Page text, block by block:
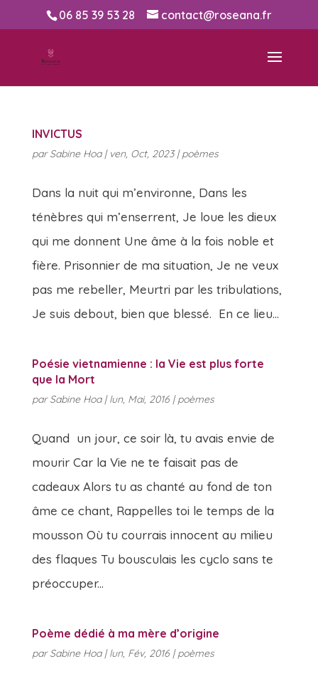
06 85 39 53 28 contact@roseana.fr
INVICTUS
parSabine Hoa| ven, Oct, 2023|poèmes
Dans la nuit qui m’environne, Dans les
ténèbres qui m’enserrent, Je loue les dieux
qui me donnent Une âme à la fois noble et
fière. Prisonnier de ma situation, Je ne veux
pas me rebeller, Meurtri par les tribulations,
Je suis debout, bien que blessé. En ce lieu...
Poésie vietnamienne : la Vie est plus forte
que la Mort
parSabine Hoa|lun, Mai, 2016|poèmes
Quand un jour, ce soir là, tu avais envie de
mourir Car la Vie ne te faisait pas de
cadeaux Alors tu as chanté au fond de ton
âme ce chant, Rappelles toi le temps de la
mousson Où tu courrais innocent au milieu
des flaques Tu bousculais les cyclo sans te
préoccuper...
Poème dédié à ma mère d’origine
parSabine Hoa|lun, Fév, 2016|poèmes